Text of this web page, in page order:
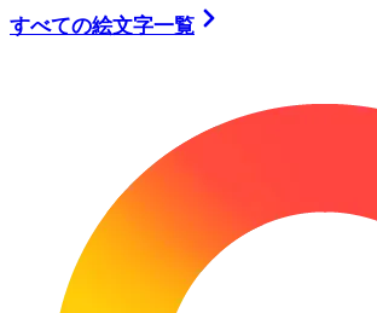
すべての絵文字一覧